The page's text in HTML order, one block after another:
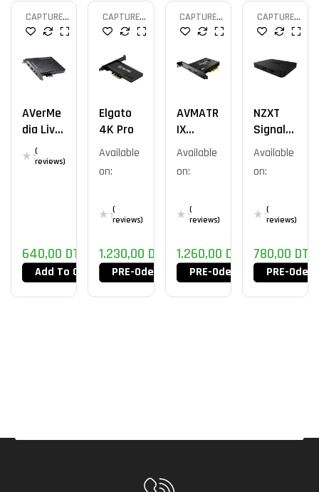
CAPTURE
CARD
AVerMe
Dia Live
Gamer
HD 2
(
reviews)
640,00 DT
Add To Cart
CAPTURE
CARD
Elgato
4K Pro
Available
on:
(
reviews)
1.230,00 DT
PRE-Oder Now
CAPTURE
CARD
AVMATR
IX
EUVC12-
Available
on:
(
reviews)
1.260,00 DT
PRE-Oder Now
CAPTURE
CARD
NZXT
Signal
4K30
Available
on:
(
reviews)
780,00 DT
PRE-Oder